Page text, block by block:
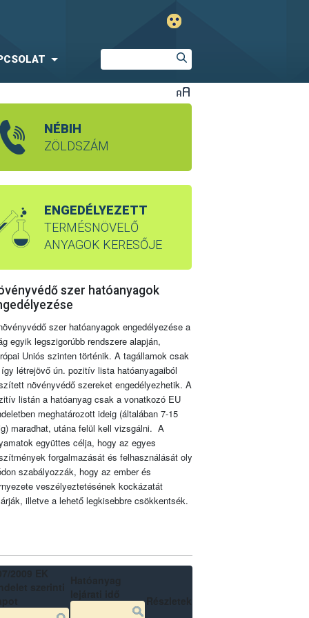
NÉBIH
ZÖLDSZÁM
ENGEDÉLYEZETT
TERMÉSNÖVELŐ
ANYAGOK KERESŐJE
szer hatóanyagok
szer hatóanyagok engedélyezése a
egyik legszigorúbb rendszere alapján,
Uniós szinten történik. A tagállamok csak
létrejövő ún. pozitív lista hatóanyagaiból
növényvédő szereket engedélyezhetik. A
listán a hatóanyag csak a vonatkozó EU
meghatározott ideig (általában 7-15
maradhat, utána felül kell vizsgálni. A
együttes célja, hogy az egyes
forgalmazását és felhasználását oly
szabályozzák, hogy az ember és
veszélyeztetésének kockázatát
illetve a lehető legkisebbre csökkentsék.